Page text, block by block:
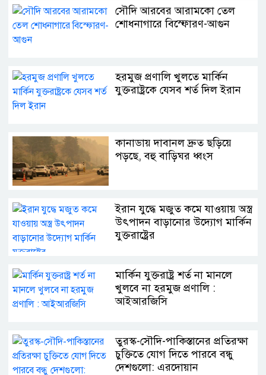
সৌদি আরবের আরামকো তেল
শোধনাগারে বিস্ফোরণ-আগুন
হরমুজ প্রণালি খুলতে মার্কিন
যুক্তরাষ্ট্রকে যেসব শর্ত দিল ইরান
কানাডায় দাবানল দ্রুত ছড়িয়ে
পড়ছে, বহু বাড়িঘর ধ্বংস
ইরান যুদ্ধে মজুত কমে যাওয়ায় অস্ত্র
উৎপাদন বাড়ানোর উদ্যোগ মার্কিন
যুক্তরাষ্ট্রের
মার্কিন যুক্তরাষ্ট্র শর্ত না মানলে
খুলবে না হরমুজ প্রণালি :
আইআরজিসি
তুরস্ক-সৌদি-পাকিস্তানের প্রতিরক্ষা
চুক্তিতে যোগ দিতে পারবে বন্ধু
দেশগুলো: এরদোয়ান